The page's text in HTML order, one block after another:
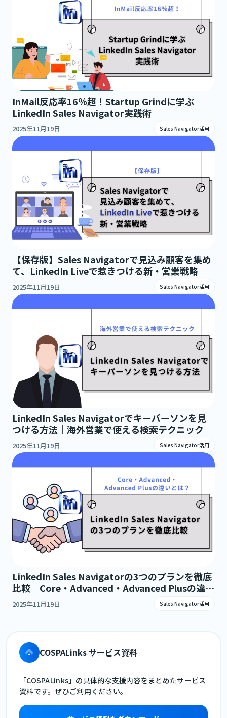
InMail反応率16％超！Startup Grindに学ぶ
LinkedIn Sales Navigator実践術
2025年11月19日 Sales Navigator活用
【保存版】Sales Navigatorで見込み顧客を集め
て、LinkedIn Liveで惹きつける新・営業戦略
2025年11月19日 Sales Navigator活用
LinkedIn Sales Navigatorでキーパーソンを見
つける方法｜海外営業で使える検索テクニック
2025年11月19日 Sales Navigator活用
LinkedIn Sales Navigatorの3つのプランを徹底
比較｜Core・Advanced・Advanced Plusの違い
とは？
2025年11月19日 Sales Navigator活用
COSPALinks サービス資料
「COSPALinks」の具体的な支援内容をまとめたサービス
資料です。ぜひご利用ください。